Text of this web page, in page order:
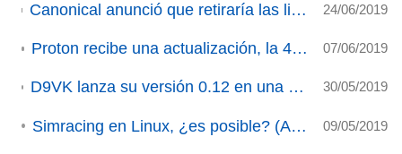
Canonical anunció que retiraría las librerías de soporte de 32 Bits a partir de Ubuntu 19.10 pero ahora matiza que solo congela sus versiones (Actualizado) 24/06/2019
Proton recibe una actualización, la 4.2-6 (ACTUALIZACIÓN) 07/06/2019
D9VK lanza su versión 0.12 en una gran actualización y soluciona múltiples bugs 30/05/2019
Simracing en Linux, ¿es posible? (ACTUALIZADO) 09/05/2019